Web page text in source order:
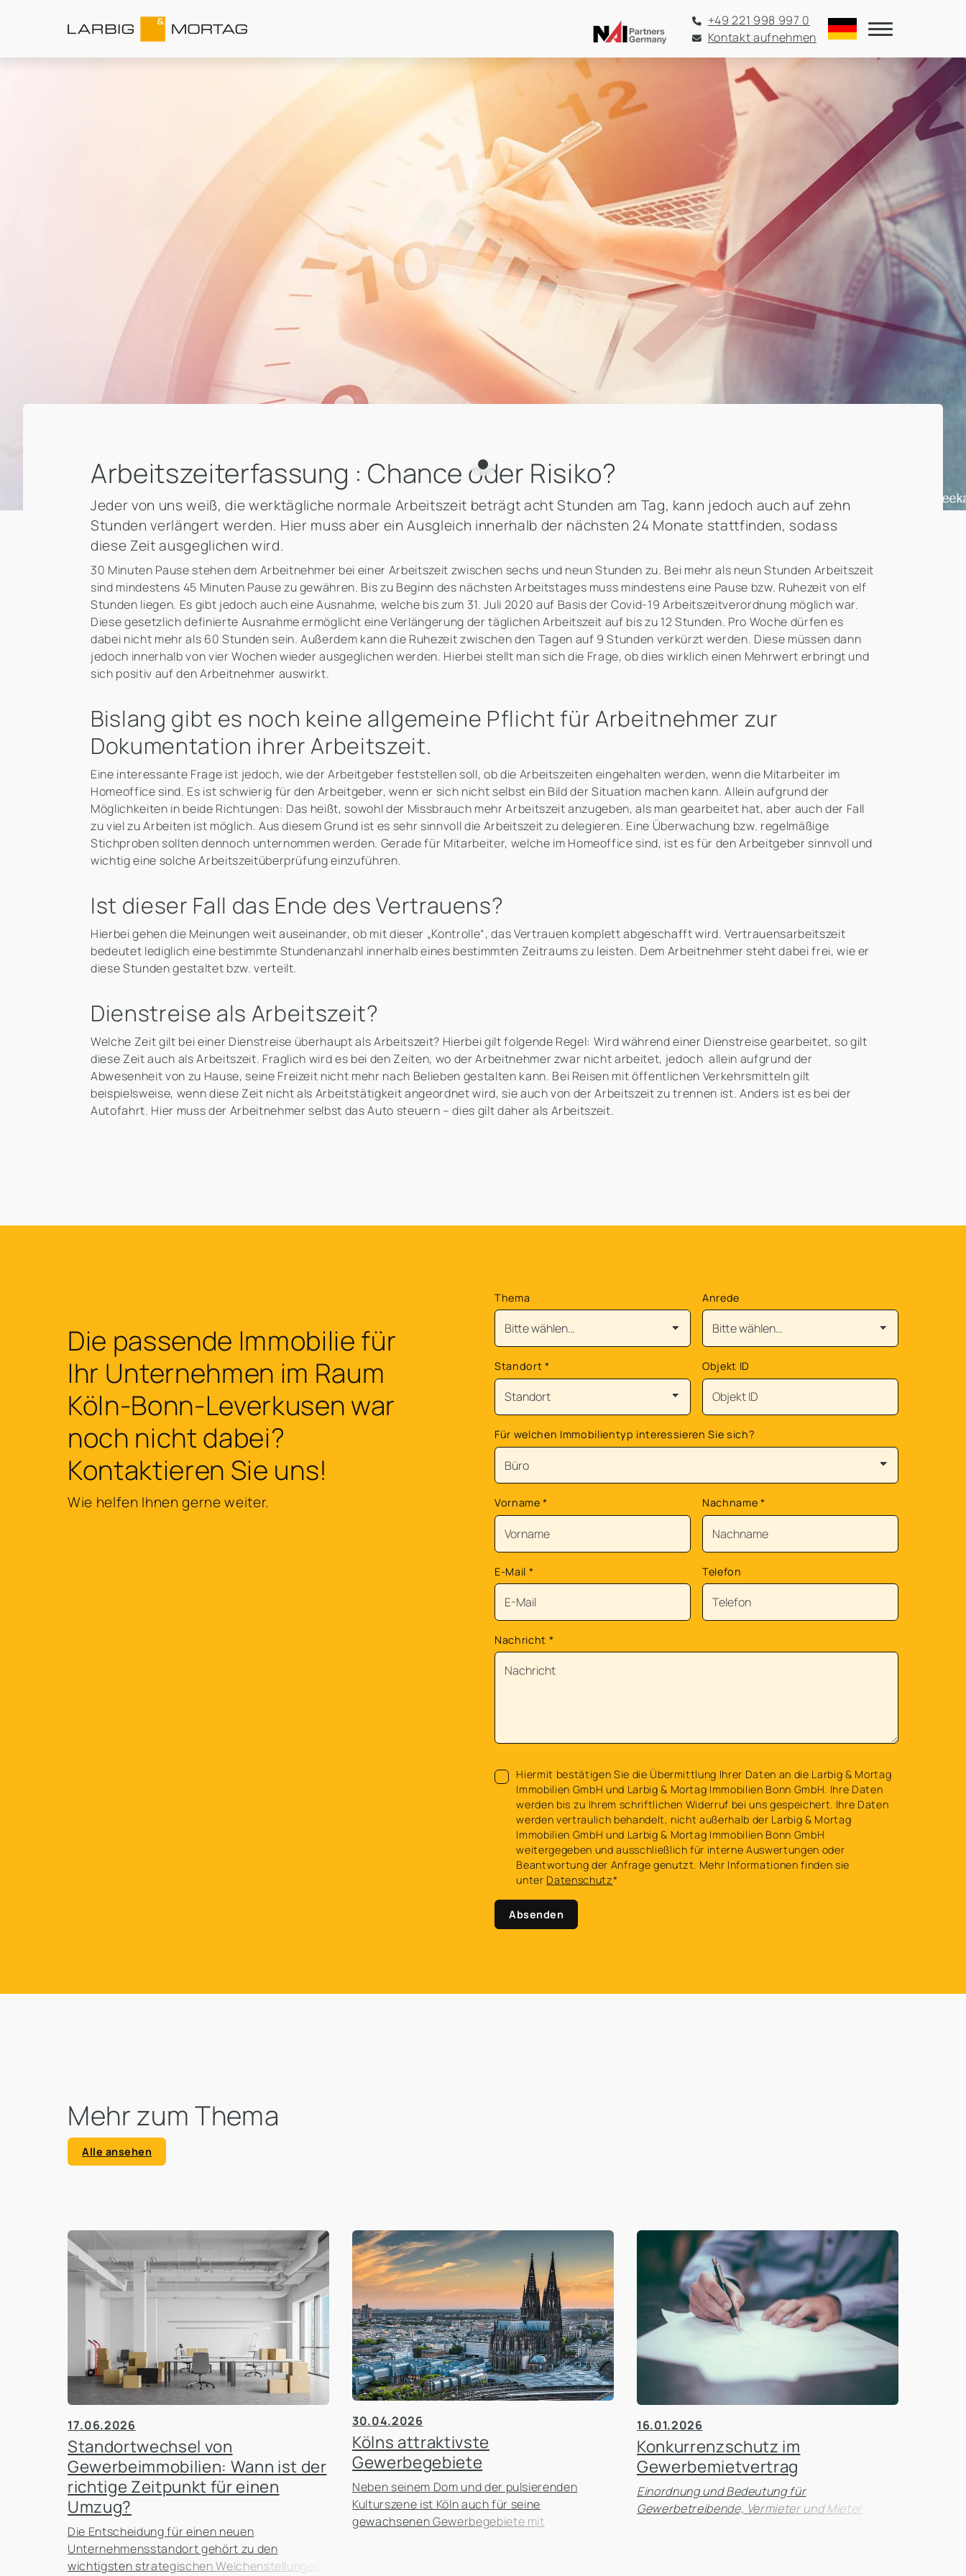
+49 221 998 997 0
Kontakt aufnehmen
Arbeitszeiterfassung : Chance oder Risiko?
Jeder von uns weiß, die werktägliche normale Arbeitszeit beträgt acht Stunden am Tag, kann jedoch auch auf zehn
Stunden verlängert werden. Hier muss aber ein Ausgleich innerhalb der nächsten 24 Monate stattfinden, sodass
diese Zeit ausgeglichen wird.
30 Minuten Pause stehen dem Arbeitnehmer bei einer Arbeitszeit zwischen sechs und neun Stunden zu. Bei mehr als neun Stunden Arbeitszeit
sind mindestens 45 Minuten Pause zu gewähren. Bis zu Beginn des nächsten Arbeitstages muss mindestens eine Pause bzw. Ruhezeit von elf
Stunden liegen. Es gibt jedoch auch eine Ausnahme, welche bis zum 31. Juli 2020 auf Basis der Covid-19 Arbeitszeitverordnung möglich war.
Diese gesetzlich definierte Ausnahme ermöglicht eine Verlängerung der täglichen Arbeitszeit auf bis zu 12 Stunden. Pro Woche dürfen es
dabei nicht mehr als 60 Stunden sein. Außerdem kann die Ruhezeit zwischen den Tagen auf 9 Stunden verkürzt werden. Diese müssen dann
jedoch innerhalb von vier Wochen wieder ausgeglichen werden. Hierbei stellt man sich die Frage, ob dies wirklich einen Mehrwert erbringt und
sich positiv auf den Arbeitnehmer auswirkt.
Bislang gibt es noch keine allgemeine Pflicht für Arbeitnehmer zur
Dokumentation ihrer Arbeitszeit.
Eine interessante Frage ist jedoch, wie der Arbeitgeber feststellen soll, ob die Arbeitszeiten eingehalten werden, wenn die Mitarbeiter im
Homeoffice sind. Es ist schwierig für den Arbeitgeber, wenn er sich nicht selbst ein Bild der Situation machen kann. Allein aufgrund der
Möglichkeiten in beide Richtungen: Das heißt, sowohl der Missbrauch mehr Arbeitszeit anzugeben, als man gearbeitet hat, aber auch der Fall
zu viel zu Arbeiten ist möglich. Aus diesem Grund ist es sehr sinnvoll die Arbeitszeit zu delegieren. Eine Überwachung bzw. regelmäßige
Stichproben sollten dennoch unternommen werden. Gerade für Mitarbeiter, welche im Homeoffice sind, ist es für den Arbeitgeber sinnvoll und
wichtig eine solche Arbeitszeitüberprüfung einzuführen.
Ist dieser Fall das Ende des Vertrauens?
Hierbei gehen die Meinungen weit auseinander, ob mit dieser „Kontrolle“, das Vertrauen komplett abgeschafft wird. Vertrauensarbeitszeit
bedeutet lediglich eine bestimmte Stundenanzahl innerhalb eines bestimmten Zeitraums zu leisten. Dem Arbeitnehmer steht dabei frei, wie er
diese Stunden gestaltet bzw. verteilt.
Dienstreise als Arbeitszeit?
Welche Zeit gilt bei einer Dienstreise überhaupt als Arbeitszeit? Hierbei gilt folgende Regel: Wird während einer Dienstreise gearbeitet, so gilt
diese Zeit auch als Arbeitszeit. Fraglich wird es bei den Zeiten, wo der Arbeitnehmer zwar nicht arbeitet, jedoch allein aufgrund der
Abwesenheit von zu Hause, seine Freizeit nicht mehr nach Belieben gestalten kann. Bei Reisen mit öffentlichen Verkehrsmitteln gilt
beispielsweise, wenn diese Zeit nicht als Arbeitstätigkeit angeordnet wird, sie auch von der Arbeitszeit zu trennen ist. Anders ist es bei der
Autofahrt. Hier muss der Arbeitnehmer selbst das Auto steuern – dies gilt daher als Arbeitszeit.
Die passende Immobilie für
Ihr Unternehmen im Raum
Köln-Bonn-Leverkusen war
noch nicht dabei?
Kontaktieren Sie uns!
Wie helfen Ihnen gerne weiter.
Thema Anrede
Standort * Objekt ID
Für welchen Immobilientyp interessieren Sie sich?
Vorname* Nachname *
E-Mail * Telefon
Nachricht *
Hiermit bestätigen Sie die Übermittlung Ihrer Daten an die Larbig & Mortag
Immobilien GmbH und Larbig & Mortag Immobilien Bonn GmbH. Ihre Daten
werden bis zu Ihrem schriftlichen Widerruf bei uns gespeichert. Ihre Daten
werden vertraulich behandelt, nicht außerhalb der Larbig & Mortag
Immobilien GmbH und Larbig & Mortag Immobilien Bonn GmbH
weitergegeben und ausschließlich für interne Auswertungen oder
Beantwortung der Anfrage genutzt. Mehr Informationen finden sie
unter Datenschutz*
Absenden
Mehr zum Thema
Alle ansehen
17.06.2026
Standortwechsel von
Gewerbeimmobilien: Wann ist der
richtige Zeitpunkt für einen
Umzug?
Die Entscheidung für einen neuen
Unternehmensstandort gehört zu den
wichtigsten strategischen Weichenstellungen
30.04.2026
Kölns attraktivste
Gewerbegebiete
Neben seinem Dom und der pulsierenden
Kulturszene ist Köln auch für seine
gewachsenen Gewerbegebiete mit
16.01.2026
Konkurrenzschutz im
Gewerbemietvertrag
Einordnung und Bedeutung für
Gewerbetreibende, Vermieter und Mieter